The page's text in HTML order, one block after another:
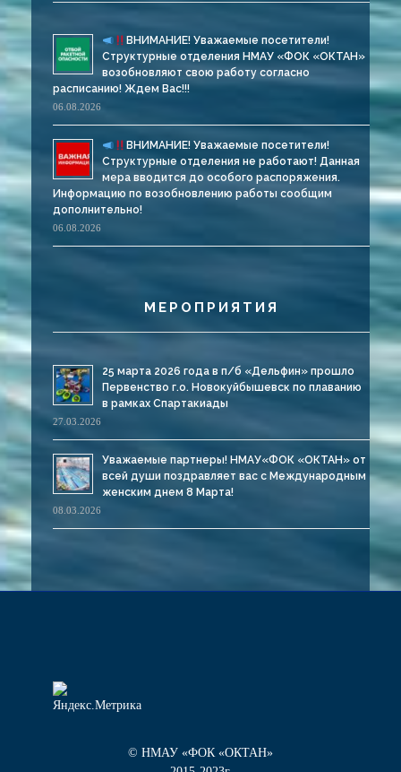
ВНИМАНИЕ! Уважаемые посетители!
Структурные отделения НМАУ «ФОК «ОКТАН»
возобновляют свою работу согласно
расписанию! Ждем Вас!!!
06.08.2026
ВНИМАНИЕ! Уважаемые посетители!
Структурные отделения не работают! Данная
мера вводится до особого распоряжения.
Информацию по возобновлению работы сообщим
дополнительно!
06.08.2026
МЕРОПРИЯТИЯ
25 марта 2026 года в п/б «Дельфин» прошло
Первенство г.о. Новокуйбышевск по плаванию
в рамках Спартакиады
27.03.2026
Уважаемые партнеры! НМАУ«ФОК «ОКТАН» от
всей души поздравляет вас с Международным
женским днем 8 Марта!
08.03.2026
© НМАУ «ФОК «ОКТАН»